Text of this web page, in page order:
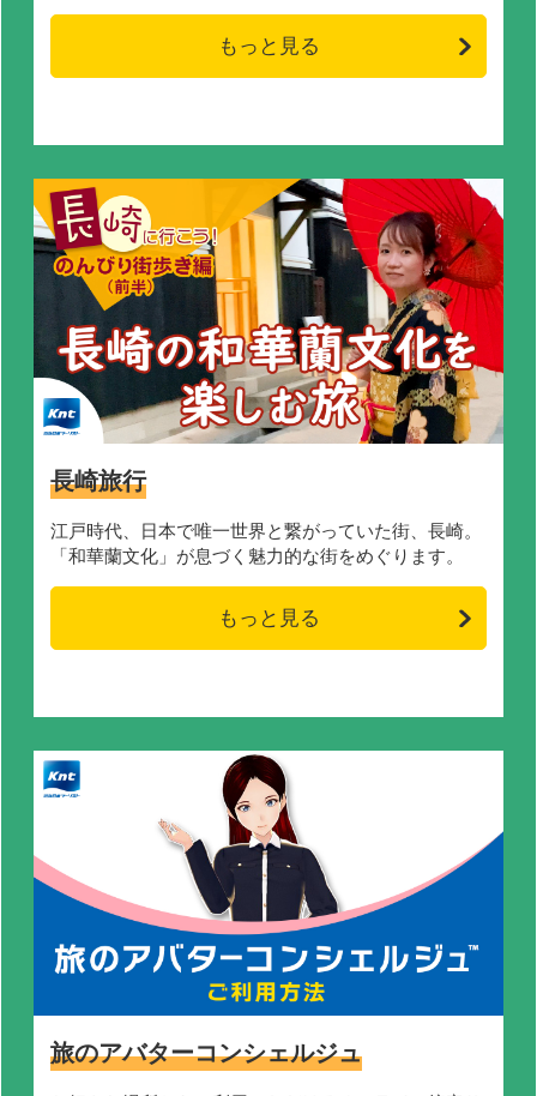
もっと見る
長崎旅行
江戸時代、日本で唯一世界と繋がっていた街、長崎。
「和華蘭文化」が息づく魅力的な街をめぐります。
もっと見る
旅のアバターコンシェルジュ